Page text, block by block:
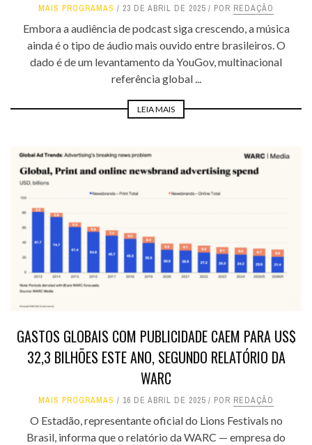
MAIS PROGRAMAS 23 DE ABRIL DE 2025 POR REDAÇÃO
Embora a audiência de podcast siga crescendo, a música
ainda é o tipo de áudio mais ouvido entre brasileiros. O
dado é de um levantamento da YouGov, multinacional
referência global ...
LEIA MAIS
GASTOS GLOBAIS COM PUBLICIDADE CAEM PARA US$
32,3 BILHÕES ESTE ANO, SEGUNDO RELATÓRIO DA
WARC
MAIS PROGRAMAS 16 DE ABRIL DE 2025 POR REDAÇÃO
O Estadão, representante oficial do Lions Festivals no
Brasil, informa que o relatório da WARC — empresa do